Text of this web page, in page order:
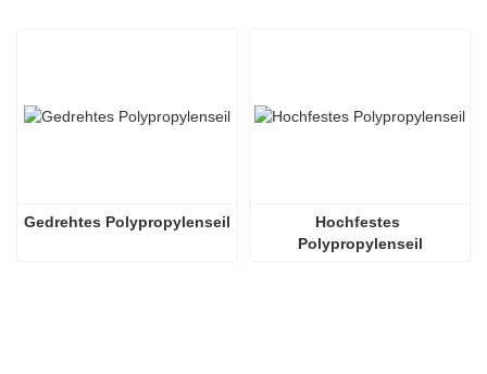
Gedrehtes Polypropylenseil
Hochfestes
Polypropylenseil